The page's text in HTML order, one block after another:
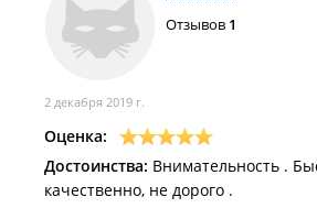
Отзывов 1
2 декабря 2019 г.
Оценка:
Достоинства: Внимательность .
качественно, не дорого .